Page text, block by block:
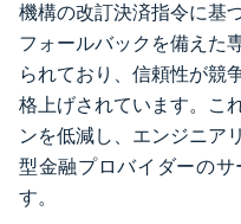
機構の改訂決済指令に基
フォールバックを備えた
られており、信頼性が競
格上げされています。こ
ンを低減し、エンジニア
型金融プロバイダーの
す。